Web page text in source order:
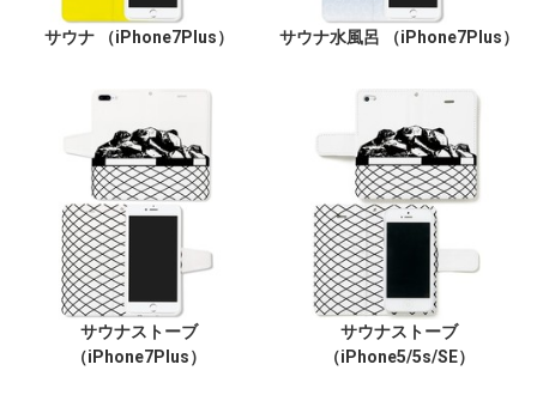
サウナ （iPhone7Plus） サウナ水風呂 （iPhone7Plus）
サウナストーブ
（iPhone7Plus）
サウナストーブ
（iPhone5/5s/SE）